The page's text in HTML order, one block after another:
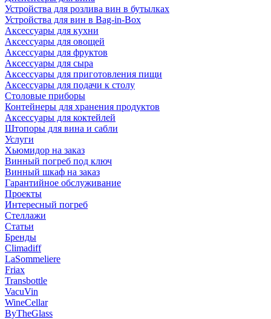
Устройства для розлива вин в бутылках
Устройства для вин в Bag-in-Box
Аксессуары для кухни
Аксессуары для овощей
Аксессуары для фруктов
Аксессуары для сыра
Аксессуары для приготовления пищи
Аксессуары для подачи к столу
Столовые приборы
Контейнеры для хранения продуктов
Аксессуары для коктейлей
Штопоры для вина и сабли
Услуги
Хьюмидор на заказ
Винный погреб под ключ
Винный шкаф на заказ
Гарантийное обслуживание
Проекты
Интересный погреб
Стеллажи
Статьи
Бренды
Climadiff
LaSommeliere
Friax
Transbottle
VacuVin
WineCellar
ByTheGlass